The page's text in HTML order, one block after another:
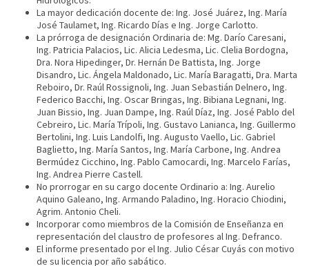
La mayor dedicación docente de: Ing. José Juárez, Ing. María
José Taulamet, Ing. Ricardo Días e Ing. Jorge Carlotto.
La prórroga de designación Ordinaria de: Mg. Darío Caresani,
Ing. Patricia Palacios, Lic. Alicia Ledesma, Lic. Clelia Bordogna,
Dra. Nora Hipedinger, Dr. Hernán De Battista, Ing. Jorge
Disandro, Lic. Ángela Maldonado, Lic. María Baragatti, Dra. Marta
Reboiro, Dr. Raúl Rossignoli, Ing. Juan Sebastián Delnero, Ing.
Federico Bacchi, Ing. Oscar Bringas, Ing. Bibiana Legnani, Ing.
Juan Bissio, Ing. Juan Dampe, Ing. Raúl Díaz, Ing. José Pablo del
Cebreiro, Lic. María Trípoli, Ing. Gustavo Lanianca, Ing. Guillermo
Bertolini, Ing. Luis Landolfi, Ing. Augusto Vaello, Lic. Gabriel
Baglietto, Ing. María Santos, Ing. María Carbone, Ing. Andrea
Bermúdez Cicchino, Ing. Pablo Camocardi, Ing. Marcelo Farías,
Ing. Andrea Pierre Castell.
No prorrogar en su cargo docente Ordinario a: Ing. Aurelio
Aquino Galeano, Ing. Armando Paladino, Ing. Horacio Chiodini,
Agrim. Antonio Cheli.
Incorporar como miembros de la Comisión de Enseñanza en
representación del claustro de profesores al Ing. Defranco.
El informe presentado por el Ing. Julio César Cuyás con motivo
de su licencia por año sabático.